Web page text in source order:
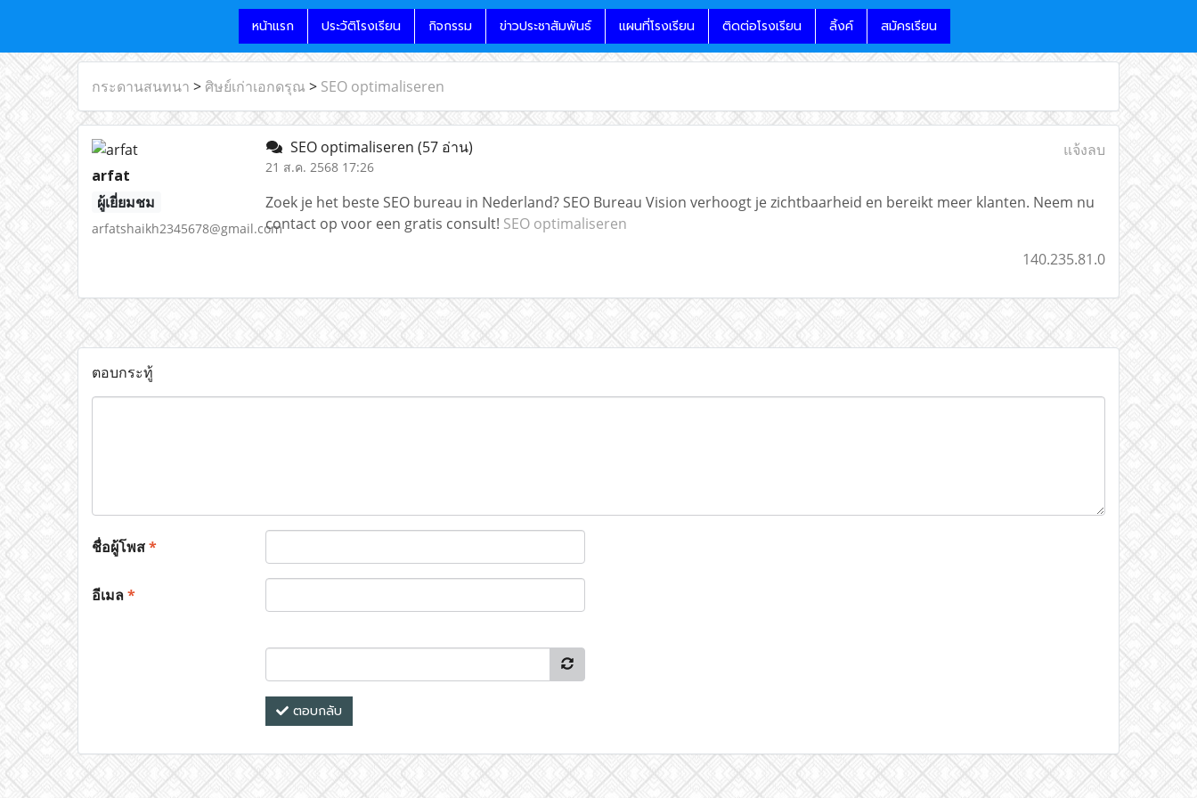
หน้าแรก ประวัติโรงเรียน กิจกรรม ข่าวประชาสัมพันธ์ แผนที่โรงเรียน ติดต่อโรงเรียน ลิ้งค์ สมัครเรียน
กระดานสนทนา > ศิษย์เก่าเอกดรุณ > SEO optimaliseren
arfat
ผู้เยี่ยมชม
arfatshaikh2345678@gmail.com
SEO optimaliseren (57 อ่าน)
21 ส.ค. 2568 17:26
แจ้งลบ
Zoek je het beste SEO bureau in Nederland? SEO Bureau Vision verhoogt je zichtbaarheid en bereikt meer klanten. Neem nu
contact op voor een gratis consult! SEO optimaliseren
140.235.81.0
ตอบกระทู้
ชื่อผู้โพส*
อีเมล*
ตอบกลับ